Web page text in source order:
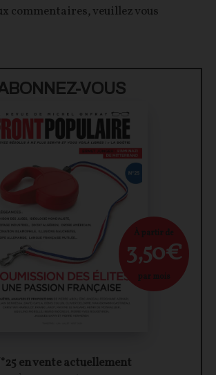
commentaires, veuillez vous
VOUS
en vente actuellement
À partir de
3,50€
par mois